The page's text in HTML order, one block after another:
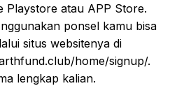
Playstore atau APP Store.
ponsel kamu bisa
situs websitenya di
home/signup/.
lengkap kalian.